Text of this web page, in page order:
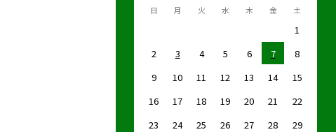
日 月 火 水 木 金 土
1
2
3 4 5 6 7
8
9
10 11 12 13 14
15
16
17 18 19 20 21
22
23
24 25 26 27 28
29